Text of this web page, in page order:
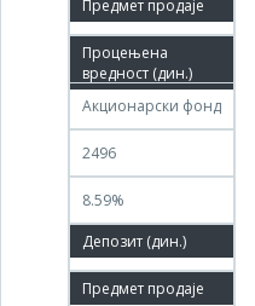
05.10.2020
28.12.2020
Акционарски фонд
2496
8.59%
0.92%
22.02.2023